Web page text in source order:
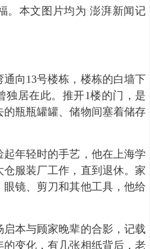
。本文图片均为 澎湃新闻记
向13号楼栋，楼栋的白墙下
独居在此。推开1楼的门，是
瓶瓶罐罐、储物间塞着储存
年轻时的手艺，他在上海学
服装厂工作，直到退休。家
镜、剪刀和其他工具，他给
本与顾家晚辈的合影，记载
的变化，有几张相纸背后，老